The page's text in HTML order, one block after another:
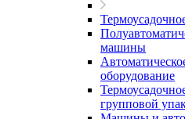
машины
оборудование
групповой